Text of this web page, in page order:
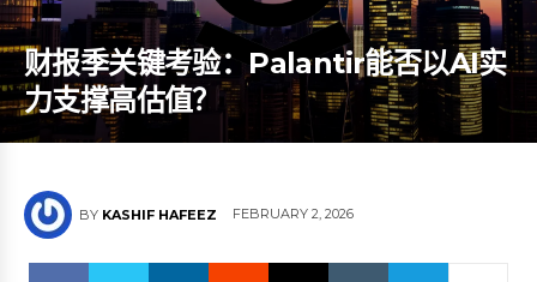
财报季关键考验：Palantir能否以AI实
力支撑高估值？
BY KASHIF HAFEEZ FEBRUARY 2, 2026